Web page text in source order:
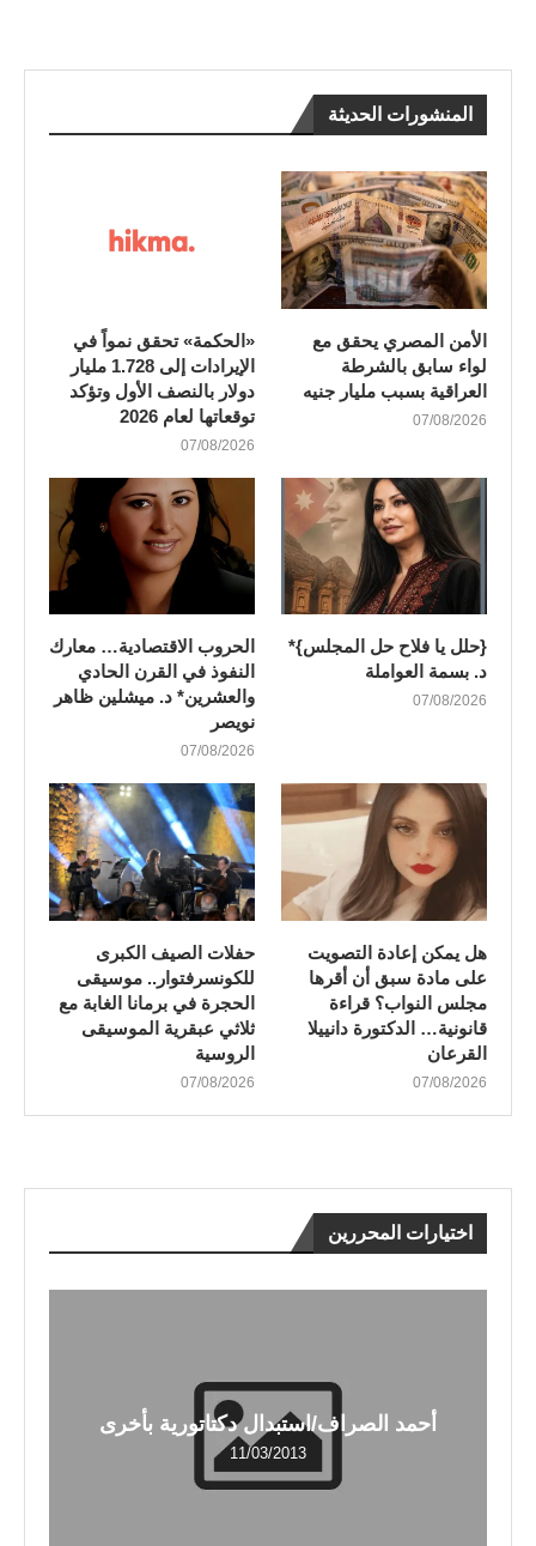
المنشورات الحديثة
الأمن المصري يحقق مع
لواء سابق بالشرطة
العراقية بسبب مليار جنيه
07/08/2026
«الحكمة» تحقق نمواً في
الإيرادات إلى 1.728 مليار
دولار بالنصف الأول وتؤكد
توقعاتها لعام 2026
07/08/2026
{حلل يا فلاح حل المجلس}*
د. بسمة العواملة
07/08/2026
الحروب الاقتصادية… معارك
النفوذ في القرن الحادي
والعشرين* د. ميشلين ظاهر
نويصر
07/08/2026
هل يمكن إعادة التصويت
على مادة سبق أن أقرها
مجلس النواب؟ قراءة
قانونية… الدكتورة دانييلا
القرعان
07/08/2026
​حفلات الصيف الكبرى
للكونسرفتوار.. موسيقى
الحجرة في برمانا الغابة مع
ثلاثي عبقرية الموسيقى
الروسية
07/08/2026
اختيارات المحررين
أحمد الصراف/استبدال دكتاتورية بأخرى
11/03/2013